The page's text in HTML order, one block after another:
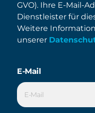
GVO). Ihre E-Mail-
Dienstleister für
Weitere
unserer
E-Mail